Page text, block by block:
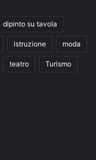
dipinto su tavola
istruzione moda
teatro Turismo